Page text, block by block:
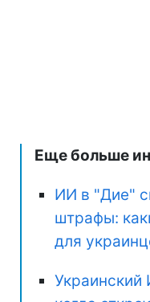
Еще больше
ИИ в "Дие"
штрафы:
для
Украинский